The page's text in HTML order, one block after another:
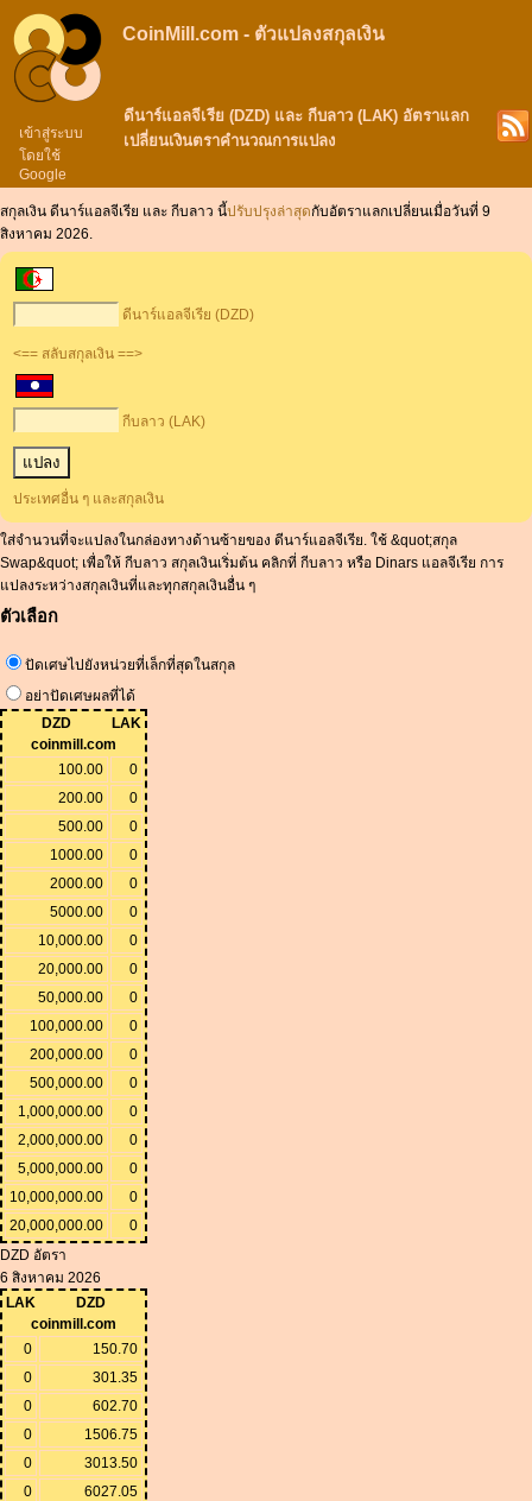
เข้าสู่ระบบ
โดยใช้
Google
CoinMill.com - ตัวแปลงสกุลเงิน
ดีนาร์แอลจีเรีย (DZD) และ กีบลาว (LAK) อัตราแลก
เปลี่ยนเงินตราคำนวณการแปลง
สกุลเงิน ดีนาร์แอลจีเรีย และ กีบลาว นี้ปรับปรุงล่าสุดกับอัตราแลกเปลี่ยนเมื่อวันที่ 9
สิงหาคม 2026.
ดีนาร์แอลจีเรีย (DZD)
<== สลับสกุลเงิน ==>
กีบลาว (LAK)
ประเทศอื่น ๆ และสกุลเงิน
ใส่จำนวนที่จะแปลงในกล่องทางด้านซ้ายของ ดีนาร์แอลจีเรีย. ใช้ &quot;สกุล
Swap&quot; เพื่อให้ กีบลาว สกุลเงินเริ่มต้น คลิกที่ กีบลาว หรือ Dinars แอลจีเรีย การ
แปลงระหว่างสกุลเงินที่และทุกสกุลเงินอื่น ๆ
ตัวเลือก
ปัดเศษไปยังหน่วยที่เล็กที่สุดในสกุล
อย่าปัดเศษผลที่ได้
DZD
LAK
coinmill.com
100.00
0
200.00
0
500.00
0
1000.00
0
2000.00
0
5000.00
0
10,000.00
0
20,000.00
0
50,000.00
0
100,000.00
0
200,000.00
0
500,000.00
0
1,000,000.00
0
2,000,000.00
0
5,000,000.00
0
10,000,000.00
0
20,000,000.00
0
DZD อัตรา
6 สิงหาคม 2026
LAK
DZD
coinmill.com
0
150.70
0
301.35
0
602.70
0
1506.75
0
3013.50
0
6027.05